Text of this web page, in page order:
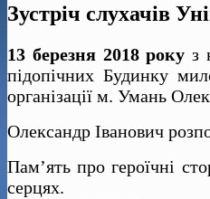
Зустріч слухачів
13 березня 2018 року з
підопічних Будинку
організації м. Умань
Олександр Іванович
Пам’ять про героїчні
серцях.